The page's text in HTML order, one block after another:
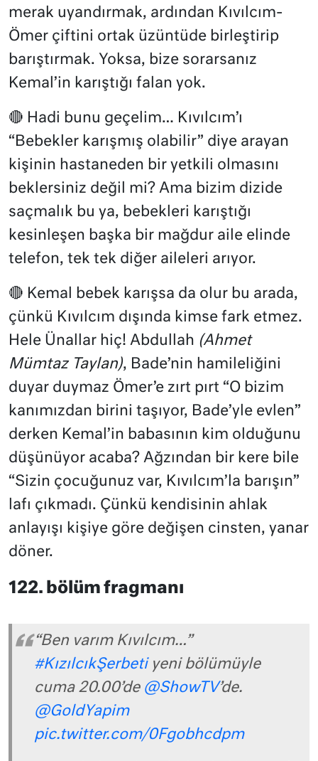
merak uyandırmak, ardından Kıvılcım-
Ömer çiftini ortak üzüntüde birleştirip
barıştırmak. Yoksa, bize sorarsanız
Kemal’in karıştığı falan yok.
🔴 Hadi bunu geçelim… Kıvılcım’ı
“Bebekler karışmış olabilir” diye arayan
kişinin hastaneden bir yetkili olmasını
beklersiniz değil mi? Ama bizim dizide
saçmalık bu ya, bebekleri karıştığı
kesinleşen başka bir mağdur aile elinde
telefon, tek tek diğer aileleri arıyor.
🔴 Kemal bebek karışsa da olur bu arada,
çünkü Kıvılcım dışında kimse fark etmez.
Hele Ünallar hiç! Abdullah (Ahmet
Mümtaz Taylan), Bade’nin hamileliğini
duyar duymaz Ömer’e zırt pırt “O bizim
kanımızdan birini taşıyor, Bade’yle evlen”
derken Kemal’in babasının kim olduğunu
düşünüyor acaba? Ağzından bir kere bile
“Sizin çocuğunuz var, Kıvılcım’la barışın”
lafı çıkmadı. Çünkü kendisinin ahlak
anlayışı kişiye göre değişen cinsten, yanar
döner.
122. bölüm fragmanı
“Ben varım Kıvılcım…”
#KızılcıkŞerbetiyeni bölümüyle
cuma 20.00’de @ShowTV’de.
@GoldYapim
pic.twitter.com/0Fgobhcdpm